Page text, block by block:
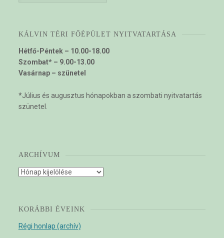
KÁLVIN TÉRI FŐÉPÜLET NYITVATARTÁSA
Hétfő-Péntek – 10.00-18.00
Szombat* – 9.00-13.00
Vasárnap – szünetel
*Július és augusztus hónapokban a szombati nyitvatartás
szünetel.
ARCHÍVUM
Archívum
KORÁBBI ÉVEINK
Régi honlap (archív)